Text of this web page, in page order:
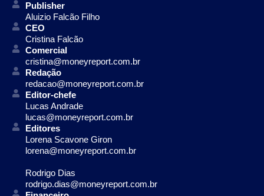
Publisher
Aluizio Falcão Filho
CEO
Cristina Falcão
Comercial
cristina@moneyreport.com.br
Redação
redacao@moneyreport.com.br
Editor-chefe
Lucas Andrade
lucas@moneyreport.com.br
Editores
Lorena Scavone Giron
lorena@moneyreport.com.br
Rodrigo Dias
rodrigo.dias@moneyreport.com.br